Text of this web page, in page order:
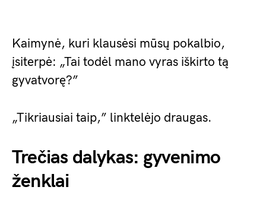
Kaimynė, kuri klausėsi mūsų pokalbio,
įsiterpė: „Tai todėl mano vyras iškirto tą
gyvatvorę?”
„Tikriausiai taip,” linktelėjo draugas.
Trečias dalykas: gyvenimo
ženklai